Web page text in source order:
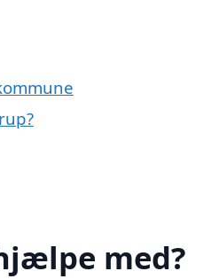
med?